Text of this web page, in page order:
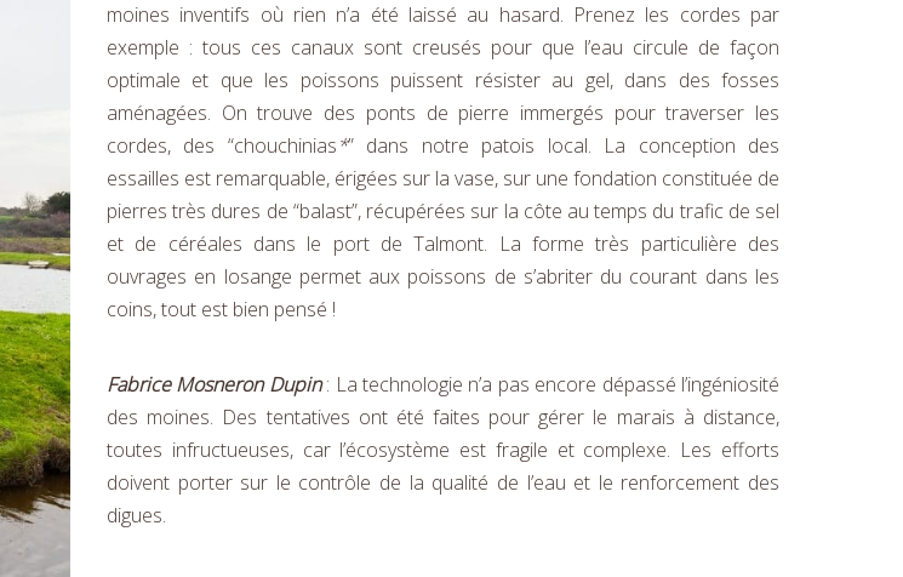
moines inventifs où rien n’a été laissé au hasard. Prenez les cordes par
exemple : tous ces canaux sont creusés pour que l’eau circule de façon
optimale et que les poissons puissent résister au gel, dans des fosses
aménagées. On trouve des ponts de pierre immergés pour traverser les
cordes, des “chouchinias*” dans notre patois local. La conception des
essailles est remarquable, érigées sur la vase, sur une fondation constituée de
pierres très dures de “balast”, récupérées sur la côte au temps du trafic de sel
et de céréales dans le port de Talmont. La forme très particulière des
ouvrages en losange permet aux poissons de s’abriter du courant dans les
coins, tout est bien pensé !
Fabrice Mosneron Dupin: La technologie n’a pas encore dépassé l’ingéniosité
des moines. Des tentatives ont été faites pour gérer le marais à distance,
toutes infructueuses, car l’écosystème est fragile et complexe. Les efforts
doivent porter sur le contrôle de la qualité de l’eau et le renforcement des
digues.